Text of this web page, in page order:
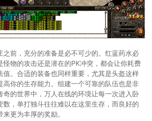
之前，充分的准备是必不可少的。红蓝药水必
怪物的攻击还是潜在的PK冲突，都会让你耗费
值。合适的装备也同样重要，尤其是头盔这样
高你的生存能力。组建一个可靠的队伍也是非
奇的世界中，万人在线的环境让每一次进入卧
数，单打独斗往往难以在这里生存，而良好的
更为丰厚的奖励。